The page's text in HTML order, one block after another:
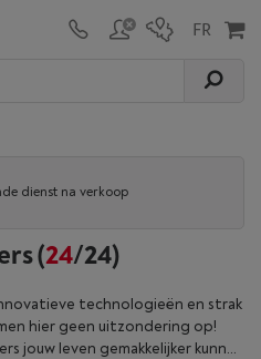
dienst na verkoop
(24/24)
technologieën en strak
hier geen uitzondering op!
jouw leven gemakkelijker kunnen